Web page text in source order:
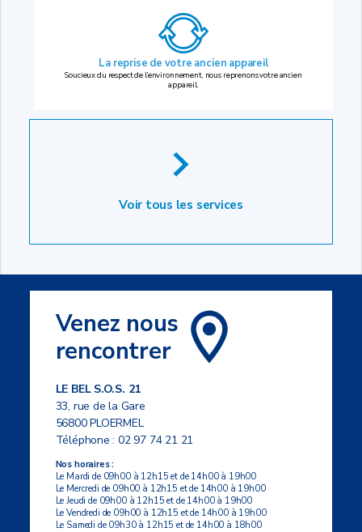
La reprise de votre ancien appareil
Soucieux du respect de l’environnement, nous reprenons votre ancien
appareil.
Voir tous les services
Venez nous
rencontrer
LE BEL S.O.S. 21
33, rue de la Gare
56800 PLOERMEL
Téléphone :02 97 74 21 21
Nos horaires :
Le Mardi de 09h00 à 12h15 et de 14h00 à 19h00
Le Mercredi de 09h00 à 12h15 et de 14h00 à 19h00
Le Jeudi de 09h00 à 12h15 et de 14h00 à 19h00
Le Vendredi de 09h00 à 12h15 et de 14h00 à 19h00
Le Samedi de 09h30 à 12h15 et de 14h00 à 18h00